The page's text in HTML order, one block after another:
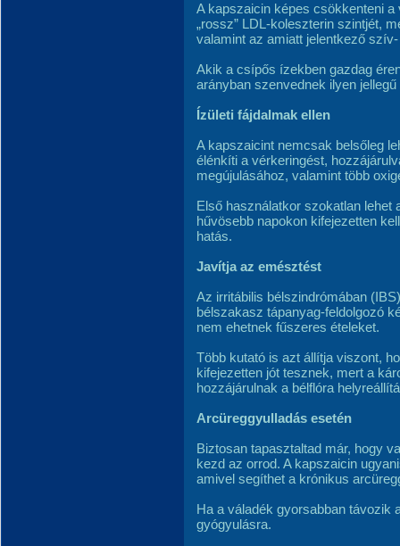
A kapszaicin képes csökkenteni
„rossz” LDL-koleszterin szintjét,
valamint az amiatt jelentkező
Akik a csípős ízekben gazdag
arányban szenvednek ilyen
Ízületi fájdalmak ellen
A kapszaicint nemcsak belsőleg
élénkíti a vérkeringést,
megújulásához, valamint több
Első használatkor szokatlan lehet
hűvösebb napokon kifejezetten
hatás.
Javítja az emésztést
Az irritábilis bélszindrómában
bélszakasz tápanyag-feldolgozó
nem ehetnek fűszeres ételeket.
Több kutató is azt állítja viszont,
kifejezetten jót tesznek, mert a
hozzájárulnak a bélflóra
Arcüreggyulladás esetén
Biztosan tapasztaltad már, hogy
kezd az orrod. A kapszaicin
amivel segíthet a krónikus
Ha a váladék gyorsabban távozik
gyógyulásra.